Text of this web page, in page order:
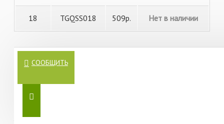
18 TGQSS018 509р. Нет в наличии
СООБЩИТЬ
Вы когда-нибудь сталкивались с ситуацией, когда на
рыбалке драгоценное время уходит на замену поводков,
Разочарование, досада, упущенные возможности —
знакомо? А представьте, что вместо этого вы могли бы
ловле и получая удовольствие от каждого момента. С